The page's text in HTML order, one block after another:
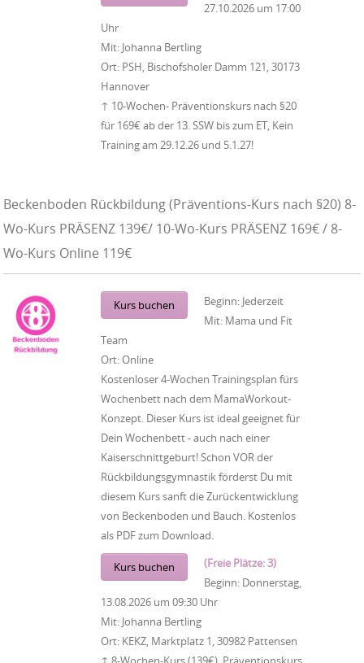
27.10.2026 um 17:00
Uhr
Mit: Johanna Bertling
Ort: PSH, Bischofsholer Damm 121, 30173
Hannover
↑ 10-Wochen- Präventionskurs nach §20
für 169€ ab der 13. SSW bis zum ET, Kein
Training am 29.12.26 und 5.1.27!
Beckenboden Rückbildung (Präventions-Kurs nach §20) 8-
Wo-Kurs PRÄSENZ 139€/ 10-Wo-Kurs PRÄSENZ 169€ / 8-
Wo-Kurs Online 119€
Kurs buchen Beginn: Jederzeit
Mit: Mama und Fit
Team
Ort:Online
Kostenloser 4-Wochen Trainingsplan fürs
Wochenbett nach dem MamaWorkout-
Konzept. Dieser Kurs ist ideal geeignet für
Dein Wochenbett - auch nach einer
Kaiserschnittgeburt! Schon VOR der
Rückbildungsgymnastik förderst Du mit
diesem Kurs sanft die Zurückentwicklung
von Beckenboden und Bauch. Kostenlos
als PDF zum Download.
Kurs buchen
(Freie Plätze: 3)
Beginn: Donnerstag,
13.08.2026 um 09:30 Uhr
Mit: Johanna Bertling
Ort: KEKZ, Marktplatz 1, 30982 Pattensen